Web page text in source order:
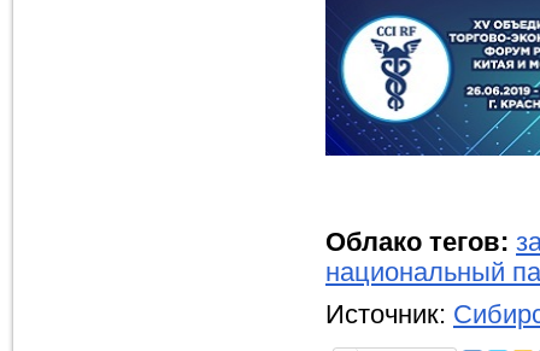
Облако тегов:
национальный
Источник: